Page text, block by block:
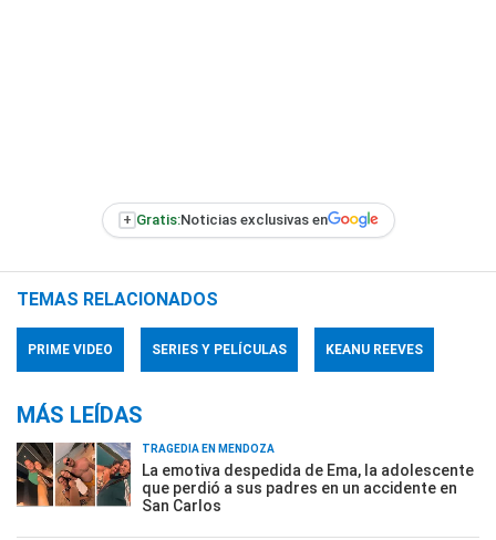
+ Gratis:Noticias exclusivas en
TEMAS RELACIONADOS
PRIME VIDEO SERIES Y PELÍCULAS KEANU REEVES
MÁS LEÍDAS
TRAGEDIA EN MENDOZA
La emotiva despedida de Ema, la adolescente
que perdió a sus padres en un accidente en
San Carlos